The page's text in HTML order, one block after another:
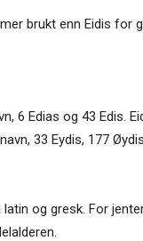
brukt enn Eidis for
6 Edias og 43 Edis.
33 Eydis, 177
og gresk. For